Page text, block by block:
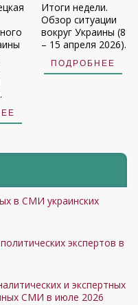
Итоги недели.
Обзор ситуации
вокруг Украины (8
– 15 апреля 2026).
ПОДРОБНЕЕ
в СМИ украинских
экспертов в
и экспертных
СМИ в июле 2026